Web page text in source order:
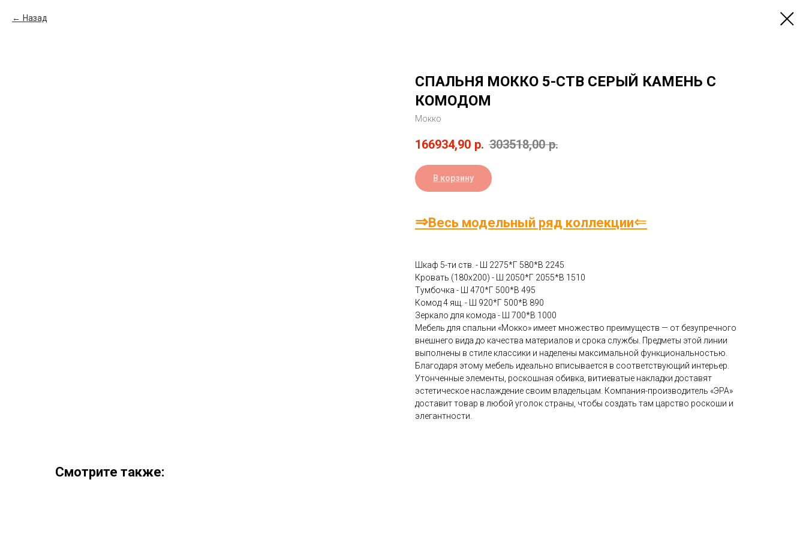
Назад
СПАЛЬНЯ МОККО 5-СТВ СЕРЫЙ КАМЕНЬ С
КОМОДОМ
Мокко
166934,90 р. 303518,00 р.
В корзину
⇒Весь модельный ряд коллекции⇐
Шкаф 5-ти ств. - Ш 2275*Г 580*В 2245
Кровать (180х200) - Ш 2050*Г 2055*В 1510
Тумбочка - Ш 470*Г 500*В 495
Комод 4 ящ. - Ш 920*Г 500*В 890
Зеркало для комода - Ш 700*В 1000
Мебель для спальни «Мокко» имеет множество преимуществ — от безупречного
внешнего вида до качества материалов и срока службы. Предметы этой линии
выполнены в стиле классики и наделены максимальной функциональностью.
Благодаря этому мебель идеально вписывается в соответствующий интерьер.
Утонченные элементы, роскошная обивка, витиеватые накладки доставят
эстетическое наслаждение своим владельцам. Компания-производитель «ЭРА»
доставит товар в любой уголок страны, чтобы создать там царство роскоши и
элегантности.
Смотрите также: